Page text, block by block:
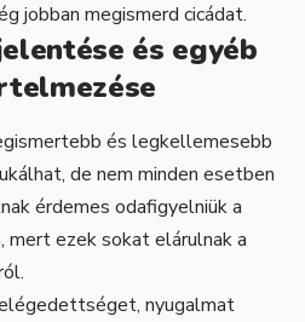
jobban megismerd cicádat.
és egyéb
és legkellemesebb
de nem minden esetben
érdemes odafigyelniük a
mert ezek sokat elárulnak a
nyugalmat